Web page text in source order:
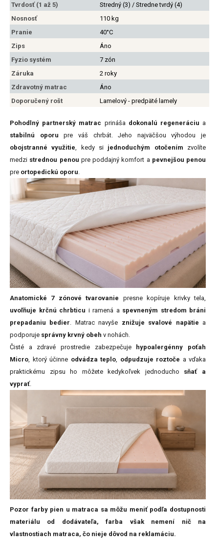
Tvrdosť (1 až 5)
Stredný (3) / Stredne tvrdý (4)
Nosnosť
110 kg
Pranie
40°C
Zips
Áno
Fyzio systém
7 zón
Záruka
2 roky
Zdravotný matrac
Áno
Doporučený rošt
Lamelový - predpäté lamely
Pohodlný partnerský matrac prináša dokonalú regeneráciu a
stabilnú oporu pre váš chrbát. Jeho najväčšou výhodou je
obojstranné využitie , kedy si jednoduchým otočením zvolíte
medzi strednou penou pre poddajný komfort a pevnejšou penou
pre ortopedickú oporu
Anatomické 7 zónové tvarovanie presne kopíruje krivky tela,
uvoľňuje krčnú chrbticu i ramená a spevneným stredom bráni
prepadaniu bedier . Matrac navyše znižuje svalové napätie a
podporuje správny krvný obeh v nohách.
Čisté a zdravé prostredie zabezpečuje hypoalergénny poťah
Micro , ktorý účinne odvádza teplo odpudzuje roztoče a vďaka
praktickému zipsu ho môžete kedykoľvek jednoducho sňať a
vyprať.
Pozor farby pien u matraca sa môžu meniť podľa dostupnosti
materiálu od dodávateľa, farba však nemení nič na
vlastnostiach matraca, čo nieje dôvod na reklamáciu.